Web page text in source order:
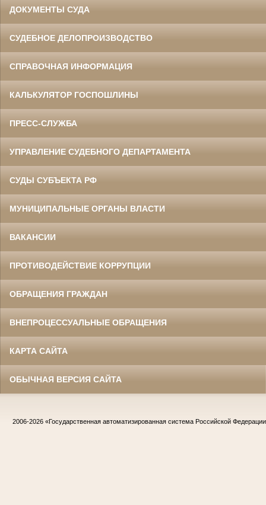
ДОКУМЕНТЫ СУДА
СУДЕБНОЕ ДЕЛОПРОИЗВОДСТВО
СПРАВОЧНАЯ ИНФОРМАЦИЯ
КАЛЬКУЛЯТОР ГОСПОШЛИНЫ
ПРЕСС-СЛУЖБА
УПРАВЛЕНИЕ СУДЕБНОГО ДЕПАРТАМЕНТА
СУДЫ СУБЪЕКТА РФ
МУНИЦИПАЛЬНЫЕ ОРГАНЫ ВЛАСТИ
ВАКАНСИИ
ПРОТИВОДЕЙСТВИЕ КОРРУПЦИИ
ОБРАЩЕНИЯ ГРАЖДАН
ВНЕПРОЦЕССУАЛЬНЫЕ ОБРАЩЕНИЯ
КАРТА САЙТА
ОБЫЧНАЯ ВЕРСИЯ САЙТА
2006-2026 «Государственная автоматизированная система Российской